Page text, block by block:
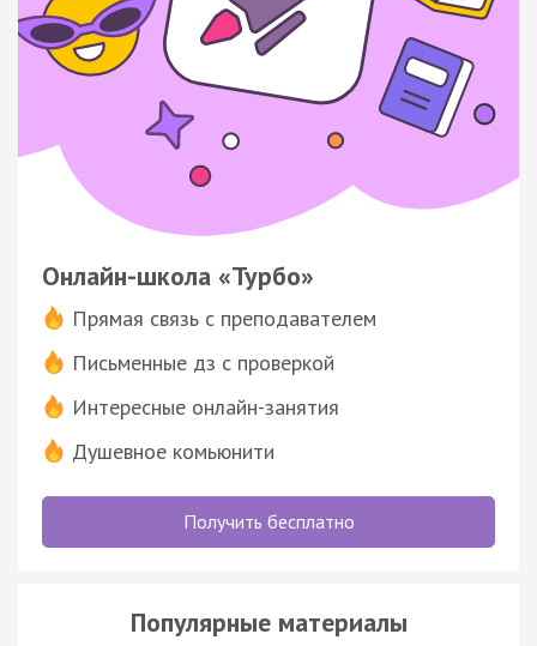
Онлайн-школа «Турбо»
Прямая связь с преподавателем
Письменные дз с проверкой
Интересные онлайн-занятия
Душевное комьюнити
Получить бесплатно
Популярные материалы